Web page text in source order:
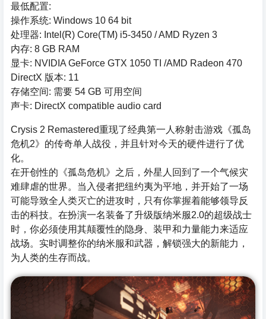
最低配置:
操作系统: Windows 10 64 bit
处理器: Intel(R) Core(TM) i5-3450 / AMD Ryzen 3
内存: 8 GB RAM
显卡: NVIDIA GeForce GTX 1050 TI /AMD Radeon 470
DirectX 版本: 11
存储空间: 需要 54 GB 可用空间
声卡: DirectX compatible audio card
Crysis 2 Remastered重现了经典第一人称射击游戏《孤岛
危机2》的传奇单人战役，并且针对今天的硬件进行了优
化。
在开创性的《孤岛危机》之后，外星人回到了一个气候灾
难肆虐的世界。当入侵者把纽约夷为平地，并开始了一场
可能导致全人类灭亡的进攻时，只有你掌握着能够领导反
击的科技。在扮演一名装备了升级版纳米服2.0的超级战士
时，你必须使用其颠覆性的隐身、装甲和力量能力来适应
战场。实时调整你的纳米服和武器，解锁强大的新能力，
为人类的生存而战。